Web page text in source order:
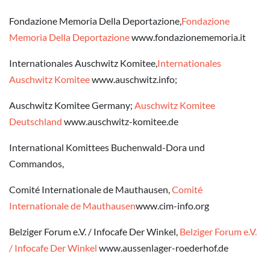
Fondazione Memoria Della Deportazione,Fondazione
Memoria Della Deportazionewww.fondazionememoria.it
Internationales Auschwitz Komitee,Internationales
Auschwitz Komiteewww.auschwitz.info;
Auschwitz Komitee Germany; Auschwitz Komitee
Deutschland www.auschwitz-komitee.de
International Komittees Buchenwald-Dora und
Commandos,
Comité Internationale de Mauthausen,Comité
Internationale de Mauthausenwww.cim-info.org
Belziger Forum e.V. / Infocafe Der Winkel, Belziger Forum e.V.
/ Infocafe Der Winkel www.aussenlager-roederhof.de